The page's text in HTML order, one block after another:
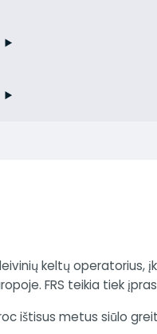
keltų
FRS teikia tiek
ištisus metus siūlo